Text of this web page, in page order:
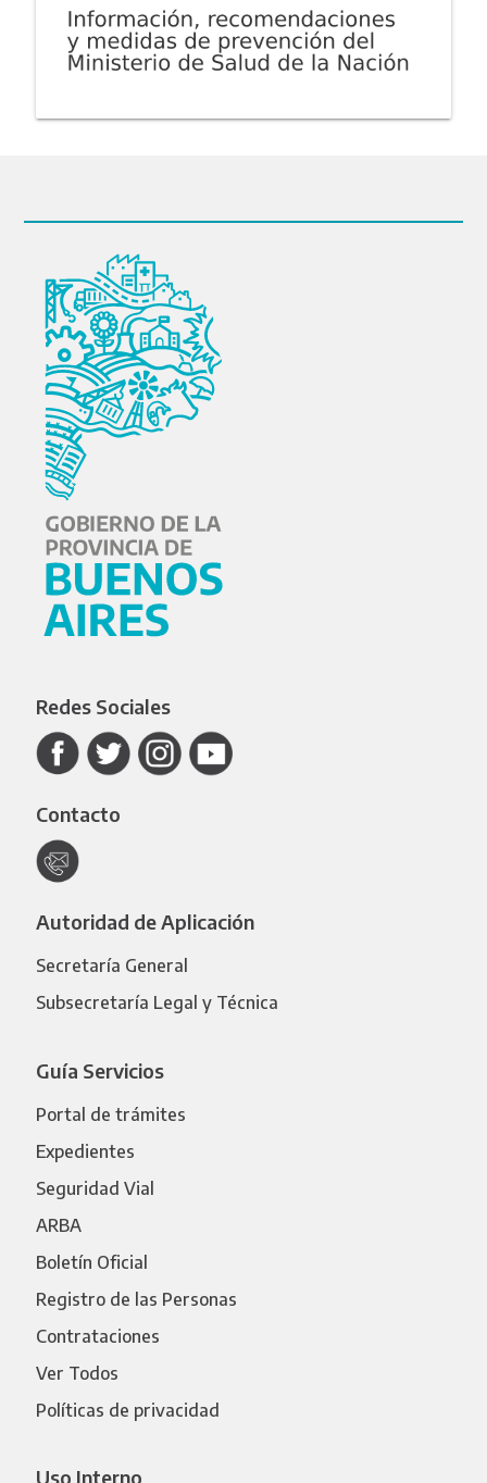
Redes Sociales
Contacto
Autoridad de Aplicación
Secretaría General
Subsecretaría Legal y Técnica
Guía Servicios
Portal de trámites
Expedientes
Seguridad Vial
ARBA
Boletín Oficial
Registro de las Personas
Contrataciones
Ver Todos
Políticas de privacidad
Uso Interno